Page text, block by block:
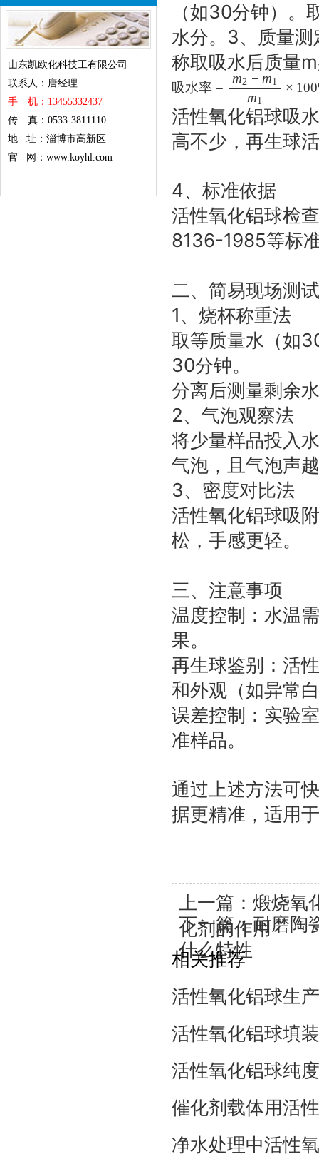
山东凯欧化科技工有限公司
联系人：唐经理
手 机：13455332437
传 真：0533-3811110
地 址：淄博市高新区
官 网：www.koyhl.com
（如30分钟）。
水分。 3、质量测
称取吸水后质量
吸水率 =
m1
m2 − m1 ×
活性氧化铝球吸
高不少，再生球
4、标准依据‌
活性氧化铝球检
8136-1985等标
二、简易现场测
1、烧杯称重法‌
取等质量水（如
30分钟。
分离后测量剩余
2、气泡观察法‌
将少量样品投入
气泡，且气泡声
3、密度对比法‌
活性氧化铝球吸
松，手感更轻。
三、注意事项
温度控制‌：水温
果。
再生球鉴别‌：活
和外观（如异常
误差控制‌：实验
准样品。
通过上述方法可
据更精准，适用
上一篇： 煅烧氧
化剂的作用
下一篇：耐磨陶
什么特性
相关推荐
活性氧化铝球生
活性氧化铝球填
活性氧化铝球纯
催化剂载体用活
净水处理中活性